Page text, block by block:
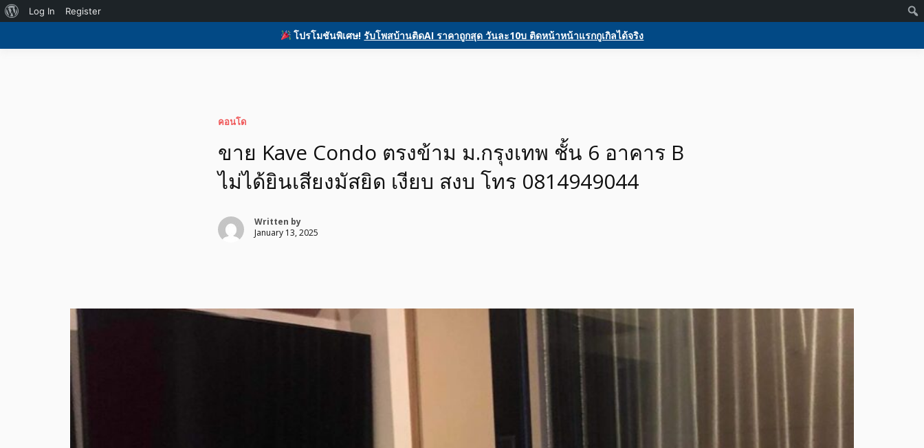
โปรโมชันพิเศษ!รับโพสบ้านติดAI ราคาถูกสุด วันละ10บ ติดหน้าหน้าแรกกูเกิลได้จริง
Skip
to
รับโพสต์เว็บ ติดAI ตลาดซื้อขาย SEO ติดหน้าแรกกูเกิล ฟรีประกาศขายบ้าน
รับโพสต์เว็บบอร์ด ติดAI ตลาดซื้อขาย ฟรีประกาศ ติดgooglesหน้า1ฟรีโฆษณาสินค้า บ้านและที่ดิน รถยนต์ของมือสอง ซื้อขายให้เช่า บริการ
Home ลงประกาศฟรี รับโพสต์โฆษณาสินค้า Register Activity Members Activate Log in Register
คอนโด
ขาย Kave Condo ตรงข้าม ม.กรุงเทพ ชั้น 6 อาคาร B
ไม่ได้ยินเสียงมัสยิด เงียบ สงบ โทร 0814949044
Written by
January 13, 2025
About
Log In Register